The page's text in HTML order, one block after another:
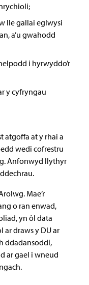
lle gallai eglwysi
a’u gwahodd
i hyrwyddo’r
y cyfryngau
atgoffa at y rhai a
wedi cofrestru
Anfonwyd llythyr
Mae’r
o ran enwad,
yn ôl data
draws y DU ar
ddadansoddi,
ar gael i wneud